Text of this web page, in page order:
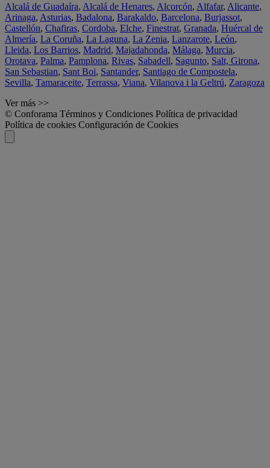
Alcalá de Guadaíra, Alcalá de Henares, Alcorcón, Alfafar, Alicante,
Arinaga, Asturias, Badalona, Barakaldo, Barcelona, Burjassot,
Castellón, Chafiras, Cordoba, Elche, Finestrat, Granada, Huércal de
Almería, La Coruña, La Laguna, La Zenia, Lanzarote, León,
Lleida, Los Barrios, Madrid, Majadahonda, Málaga, Murcia,
Orotava, Palma, Pamplona, Rivas, Sabadell, Sagunto, Salt, Girona,
San Sebastian, Sant Boi, Santander, Santiago de Compostela,
Sevilla, Tamaraceite, Terrassa, Viana, Vilanova i la Geltrú, Zaragoza
Ver más >>
© Conforama Términos y Condiciones Política de privacidad
Política de cookies Configuración de Cookies